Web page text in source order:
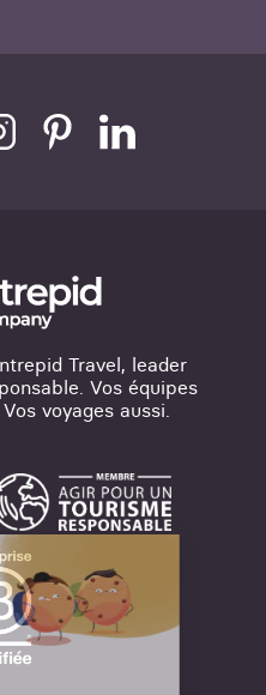
Travel, leader
Vos équipes
voyages aussi.